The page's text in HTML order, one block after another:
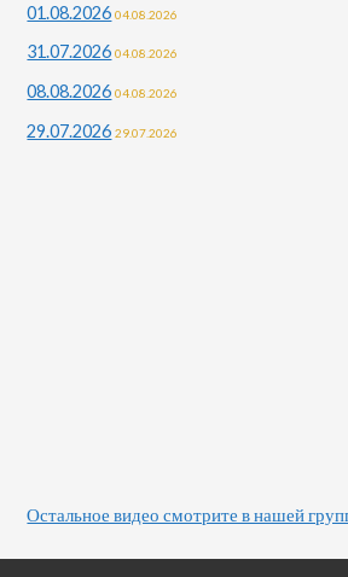
01.08.2026 04.08.2026
31.07.2026 04.08.2026
08.08.2026 04.08.2026
29.07.2026 29.07.2026
Остальное видео смотрите в нашей